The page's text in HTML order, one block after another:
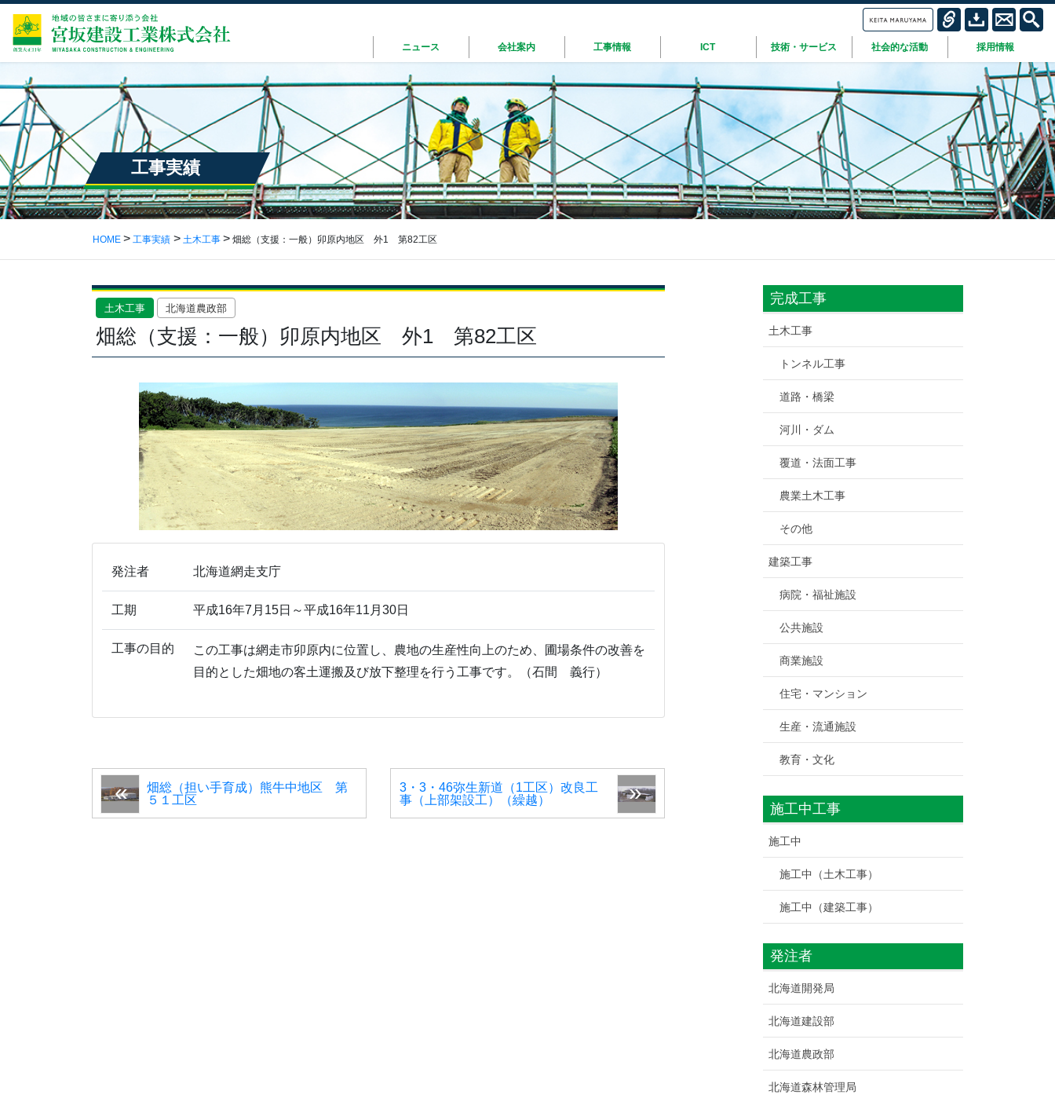
ニュース 会社案内 工事情報 ICT 技術・サービス 社会的な活動 採用情報
工事実績
HOME 工事実績 土木工事 畑総（支援：一般）卯原内地区 外1 第82工区
土木工事 北海道農政部
畑総（支援：一般）卯原内地区 外1 第82工区
発注者 北海道網走支庁
工期 平成16年7月15日～平成16年11月30日
工事の目的
この工事は網走市卯原内に位置し、農地の生産性向上のため、圃場条件の改善を
目的とした畑地の客土運搬及び放下整理を行う工事です。（石間 義行）
畑総（担い手育成）熊牛中地区 第
５１工区
3・3・46弥生新道（1工区）改良工
事（上部架設工）（繰越）
完成工事
土木工事
トンネル工事
道路・橋梁
河川・ダム
覆道・法面工事
農業土木工事
その他
建築工事
病院・福祉施設
公共施設
商業施設
住宅・マンション
生産・流通施設
教育・文化
施工中工事
施工中
施工中（土木工事）
施工中（建築工事）
発注者
北海道開発局
北海道建設部
北海道農政部
北海道森林管理局